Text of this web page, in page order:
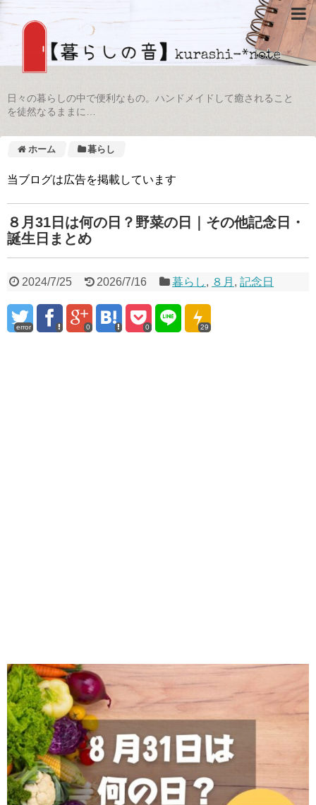
日々の暮らしの中で便利なもの。ハンドメイドして癒されること
を徒然なるままに…
ホーム 暮らし
当ブログは広告を掲載しています
８月31日は何の日？野菜の日｜その他記念日・
誕生日まとめ
2024/7/25 2026/7/16 暮らし, ８月 ,記念日
error 0 0 29